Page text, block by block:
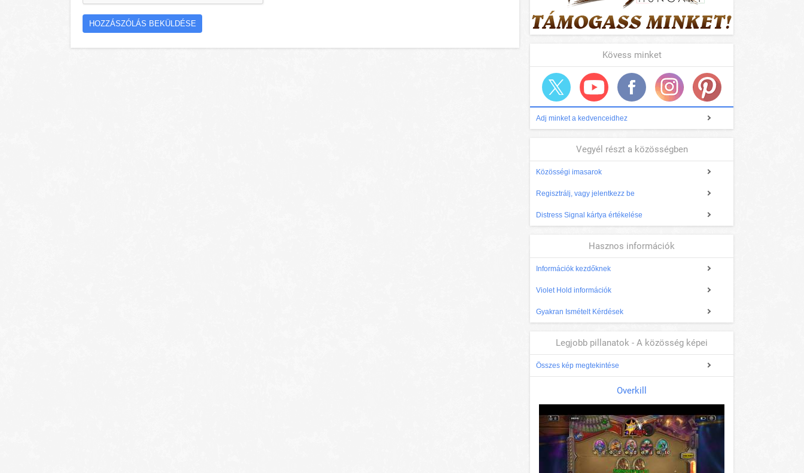
Kövess minket
Adj minket a kedvenceidhez
Vegyél részt a közösségben
Közösségi imasarok
Regisztrálj, vagy jelentkezz be
Distress Signal kártya értékelése
Hasznos információk
Információk kezdőknek
Violet Hold információk
Gyakran Ismételt Kérdések
Legjobb pillanatok - A közösség képei
Összes kép megtekintése
Overkill